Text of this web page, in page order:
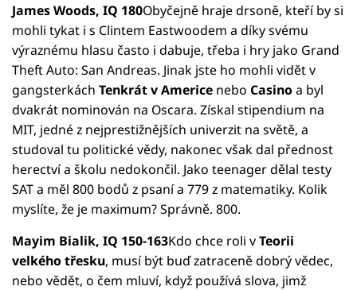
James Woods, IQ 180Obyčejně hraje drsoně, kteří by si
mohli tykat i s Clintem Eastwoodem a díky svému
výraznému hlasu často i dabuje, třeba i hry jako Grand
Theft Auto: San Andreas. Jinak jste ho mohli vidět v
gangsterkách Tenkrát v Americe nebo Casinoa byl
dvakrát nominován na Oscara. Získal stipendium na
MIT, jedné z nejprestižnějších univerzit na světě, a
studoval tu politické vědy, nakonec však dal přednost
herectví a školu nedokončil. Jako teenager dělal testy
SAT a měl 800 bodů z psaní a 779 z matematiky. Kolik
myslíte, že je maximum? Správně. 800.
Mayim Bialik, IQ 150-163Kdo chce roli vTeorii
velkého třesku, musí být buď zatraceně dobrý vědec,
nebo vědět, o čem mluví, když používá slova, jimž